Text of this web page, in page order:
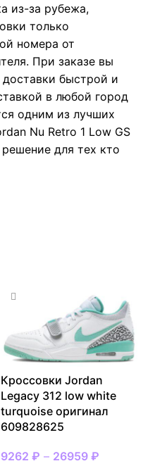
из-за рубежа,
только
номера от
При заказе вы
быстрой и
в любой город
одним из лучших
Nu Retro 1 Low GS
для тех кто
Кроссовки Jordan
Legacy 312 low white
turquoise оригинал
609828625
9262 ₽ – 26959 ₽